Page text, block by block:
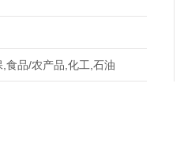
,食品/农产品,化工,石油